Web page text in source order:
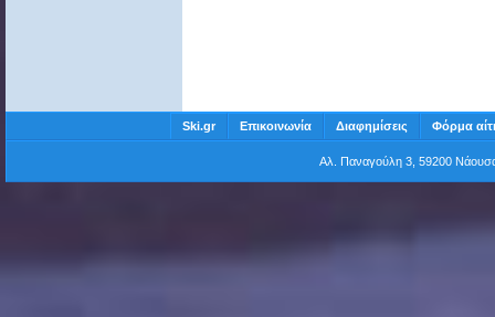
Ski.gr Επικοινωνία Διαφημίσεις Φόρμα
Αλ. Παναγούλη 3, 59200